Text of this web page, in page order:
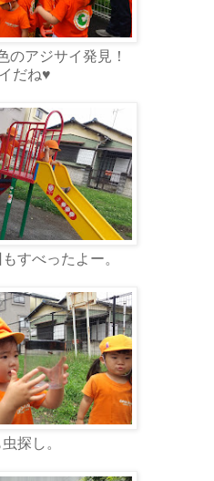
のアジサイ発見！
だね♥️
すべったよー。
探し。